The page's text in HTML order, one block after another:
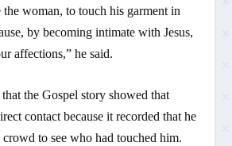
woman, to touch his garment in
by becoming intimate with Jesus,
affections,” he said.
that the Gospel story showed that
contact because it recorded that he
to see who had touched him.